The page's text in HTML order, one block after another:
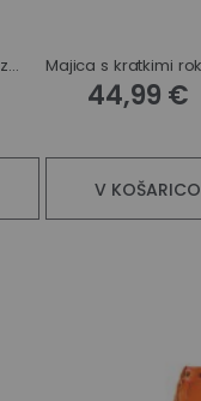
Husqvarna dopasne zaščitne hlače Classic
44,99 €
V KOŠARICO